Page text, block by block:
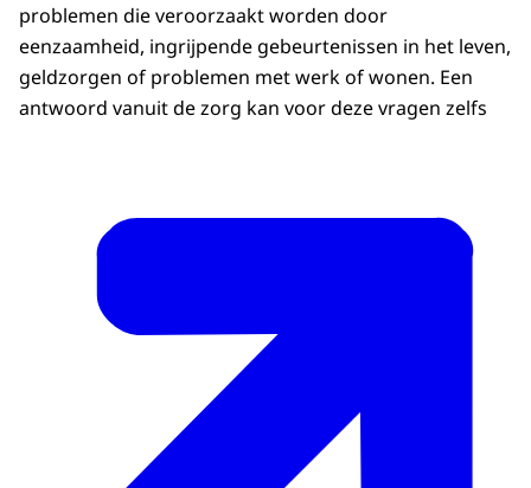
problemen die veroorzaakt worden door
eenzaamheid, ingrijpende gebeurtenissen in het leven,
geldzorgen of problemen met werk of wonen. Een
antwoord vanuit de zorg kan voor deze vragen zelfs